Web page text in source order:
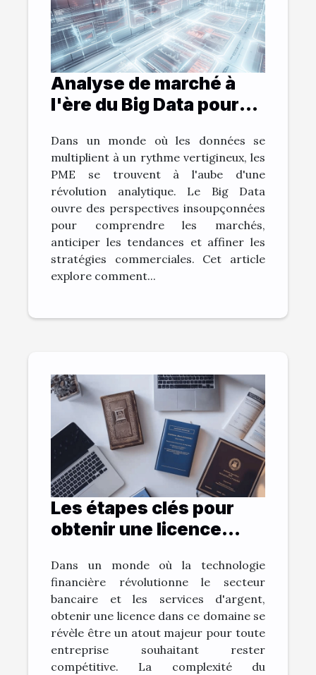
Analyse de marché à
l'ère du Big Data pour
Dans un monde où les données se
multiplient à un rythme vertigineux, les
PME se trouvent à l'aube d'une
révolution analytique. Le Big Data
ouvre des perspectives insoupçonnées
pour comprendre les marchés,
anticiper les tendances et affiner les
stratégies commerciales. Cet article
explore comment...
Les étapes clés pour
obtenir une licence
financières
Dans un monde où la technologie
financière révolutionne le secteur
bancaire et les services d'argent,
obtenir une licence dans ce domaine se
révèle être un atout majeur pour toute
entreprise souhaitant rester
compétitive. La complexité du